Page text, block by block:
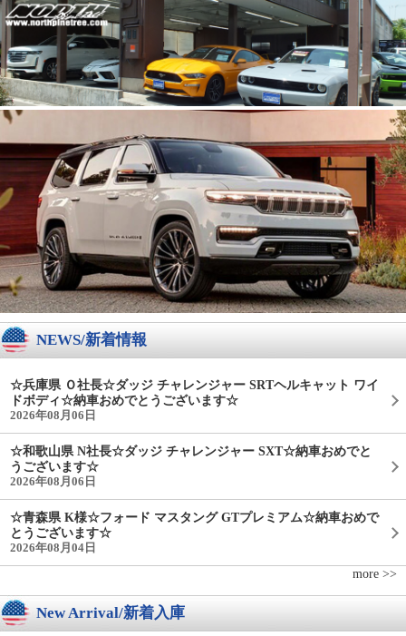
NEWS/新着情報
☆兵庫県 Ｏ社長☆ダッジ チャレンジャー SRTヘルキャット ワイ
ドボディ☆納車おめでとうございます☆
2026年08月06日
☆和歌山県 N社長☆ダッジ チャレンジャー SXT☆納車おめでと
うございます☆
2026年08月06日
☆青森県 K様☆フォード マスタング GTプレミアム☆納車おめで
とうございます☆
2026年08月04日
more >>
New Arrival/新着入庫